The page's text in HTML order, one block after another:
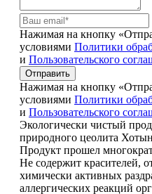
Нажимая на кнопку
условиями Политики
и Пользовательского
Отправить
Нажимая на кнопку
условиями Политики
и Пользовательского
Экологически чистый
природного цеолита
Продукт прошел
Не содержит красителей,
химически активных
аллергических реакций